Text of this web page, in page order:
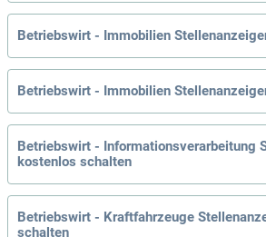
Betriebswirt - Immobilien
Betriebswirt - Immobilien
Betriebswirt - Informationsverarbeitung
kostenlos schalten
Betriebswirt - Kraftfahrzeuge
schalten